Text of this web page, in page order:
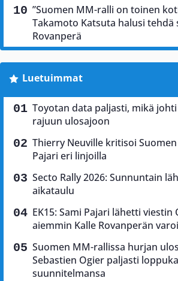
”Suomen MM-ralli on toinen
Takamoto Katsuta halusi tehdä
Rovanperä
Luetuimmat
Toyotan data paljasti, mikä
rajuun ulosajoon
Thierry Neuville kritisoi
Pajari eri linjoilla
Secto Rally 2026: Sunnuntain
aikataulu
EK15: Sami Pajari lähetti viestin
aiemmin Kalle Rovanperän
Suomen MM-rallissa hurjan
Sebastien Ogier paljasti
suunnitelmansa